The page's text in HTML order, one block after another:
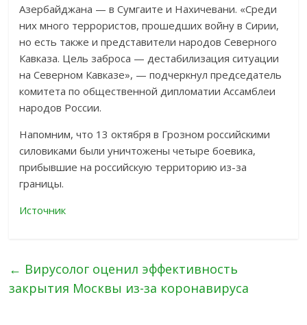
Азербайджана — в Сумгаите и Нахичевани. «Среди
них много террористов, прошедших войну в Сирии,
но есть также и представители народов Северного
Кавказа. Цель заброса — дестабилизация ситуации
на Северном Кавказе», — подчеркнул председатель
комитета по общественной дипломатии Ассамблеи
народов России.
Напомним, что 13 октября в Грозном российскими
силовиками были уничтожены четыре боевика,
прибывшие на российскую территорию из-за
границы.
Источник
← Вирусолог оценил эффективность
закрытия Москвы из-за коронавируса